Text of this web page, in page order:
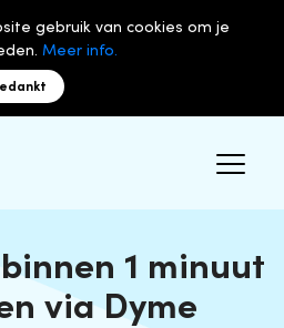
gebruik van cookies om je
Meer info.
1 minuut
via Dyme